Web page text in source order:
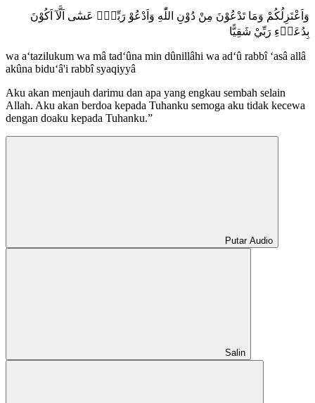
وَاَعْتَزِلُكُمْ وَمَا تَدْعُوْنَ مِنْ دُوْنِ اللّٰهِ وَاَدْعُوْ رَبِّيْۖ عَسٰٓى اَلَّآ اَكُوْنَ
بِدُعَاۤءِ رَبِّيْ شَقِيًّا
wa a‘tazilukum wa mâ tad‘ûna min dûnillâhi wa ad‘û rabbî ‘asâ allâ
akûna bidu‘â'i rabbî syaqiyyâ
Aku akan menjauh darimu dan apa yang engkau sembah selain
Allah. Aku akan berdoa kepada Tuhanku semoga aku tidak kecewa
dengan doaku kepada Tuhanku.”
Putar Audio
Salin